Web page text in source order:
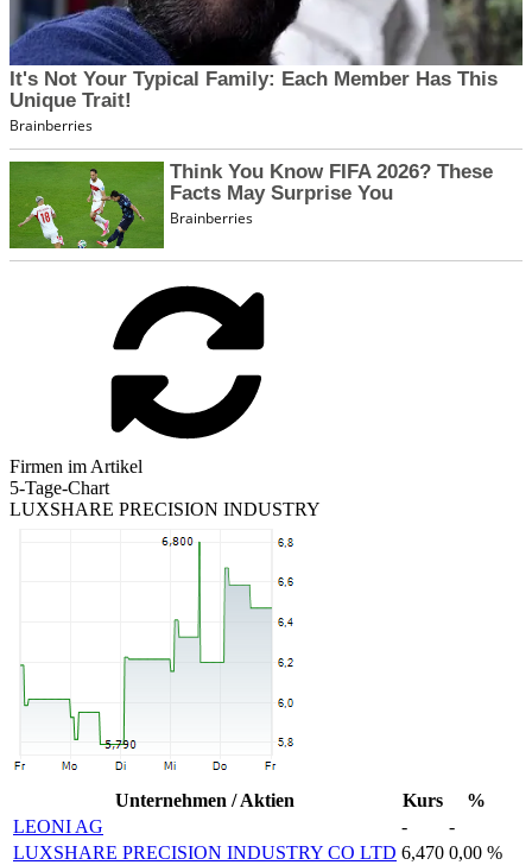
Firmen im Artikel
5-Tage-Chart
LUXSHARE PRECISION INDUSTRY
Unternehmen / Aktien Kurs
%
LEONI AG
-
-
LUXSHARE PRECISION INDUSTRY CO LTD 6,470 0,00 %